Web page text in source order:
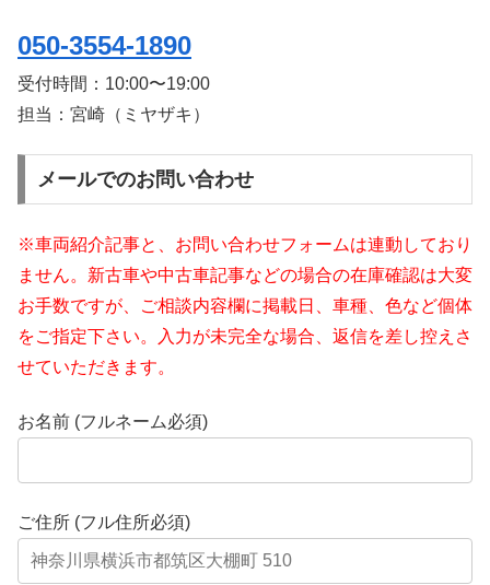
050-3554-1890
受付時間： 10:00〜19:00
担当：宮崎（ミヤザキ）
メールでのお問い合わせ
※車両紹介記事と、お問い合わせフォームは連動しており
ません。新古車や中古車記事などの場合の在庫確認は大変
お手数ですが、ご相談内容欄に掲載日、車種、色など個体
をご指定下さい。入力が未完全な場合、返信を差し控えさ
せていただきます。
お名前 (フルネーム必須)
ご住所 (フル住所必須)